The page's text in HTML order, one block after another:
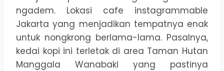
ngadem. Lokasi cafe instagrammable
Jakarta yang menjadikan tempatnya enak
untuk nongkrong berlama-lama. Pasalnya,
kedai kopi ini terletak di area Taman Hutan
Manggala Wanabaki yang pastinya